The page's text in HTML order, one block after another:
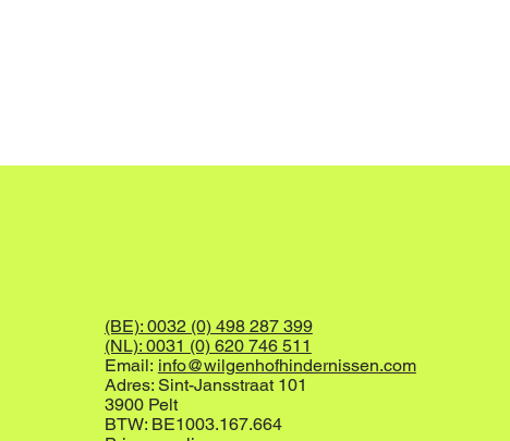
(BE): 0032 (0) 498 287 399
(NL): 0031 (0) 620 746 511
Email: info@wilgenhofhindernissen.com
Adres: Sint-Jansstraat 101
3900 Pelt
BTW: BE1003.167.664